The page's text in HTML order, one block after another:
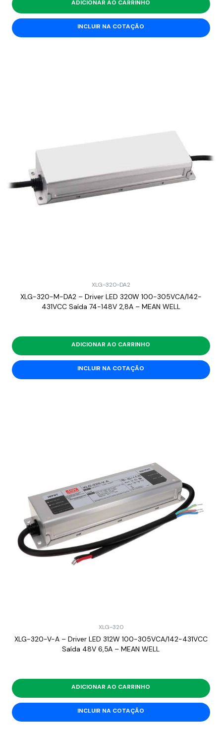
ADICIONAR AO CARRINHO
INCLUIR NA COTAÇÃO
XLG-320-DA2
XLG-320-M-DA2 – Driver LED 320W 100-305VCA/142-
431VCC Saída 74-148V 2,8A – MEAN WELL
ADICIONAR AO CARRINHO
INCLUIR NA COTAÇÃO
XLG-320
XLG-320-V-A – Driver LED 312W 100-305VCA/142-431VCC
Saída 48V 6,5A – MEAN WELL
ADICIONAR AO CARRINHO
INCLUIR NA COTAÇÃO